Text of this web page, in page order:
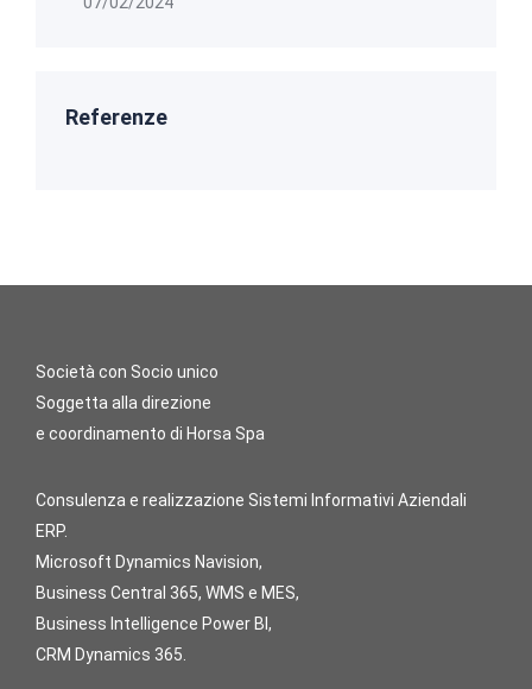
Referenze
Società con Socio unico
Soggetta alla direzione
e coordinamento di Horsa Spa
Consulenza e realizzazione Sistemi Informativi Aziendali
ERP.
Microsoft Dynamics Navision,
Business Central 365, WMS e MES,
Business Intelligence Power BI,
CRM Dynamics 365.